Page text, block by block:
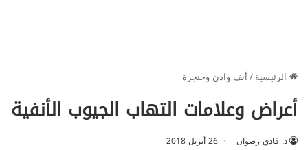
الرئيسية/أنف واذن وحنجرة
أعراض وعلامات التهاب الجيوب الأنفية
د. فادي رضوان 26 أبريل 2018